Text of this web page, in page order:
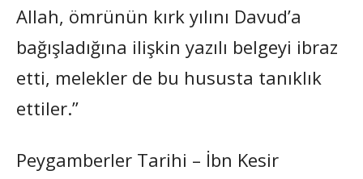
Allah, ömrünün kırk yılını Davud’a
bağışladığına ilişkin yazılı belgeyi ibraz
etti, melekler de bu hususta tanıklık
ettiler.”
Peygamberler Tarihi – İbn Kesir